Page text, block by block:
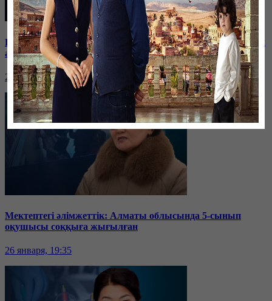
Баспанасын ала алмай жүрген бір топ шымкенттік әкімдік
алдына түнеуге келді
26 января, 19:35
Мектептегі әлімжеттік: Алматы облысында 5-сынып
оқушысы соққыға жығылған
26 января, 19:35